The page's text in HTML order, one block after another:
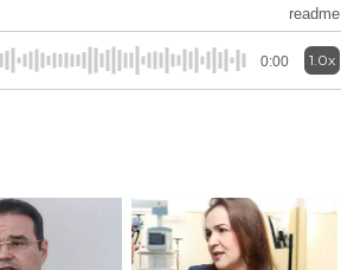
readme
0:00 1.0x